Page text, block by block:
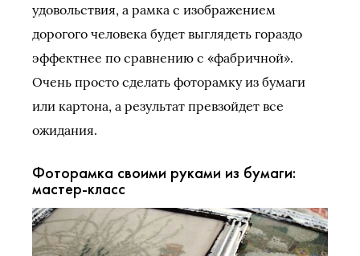
удовольствия, а рамка с изображением
дорогого человека будет выглядеть гораздо
эффектнее по сравнению с «фабричной».
Очень просто сделать фоторамку из бумаги
или картона, а результат превзойдет все
ожидания.
Фоторамка своими руками из бумаги:
мастер-класс